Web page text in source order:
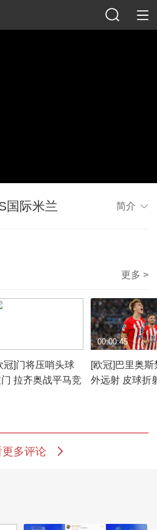
国际米兰 简介
更多 >
冠]门将压哨头球
拉齐奥战平马竞
[欧冠]巴里奥斯
外远射 皮球折
00:00:45
多评论